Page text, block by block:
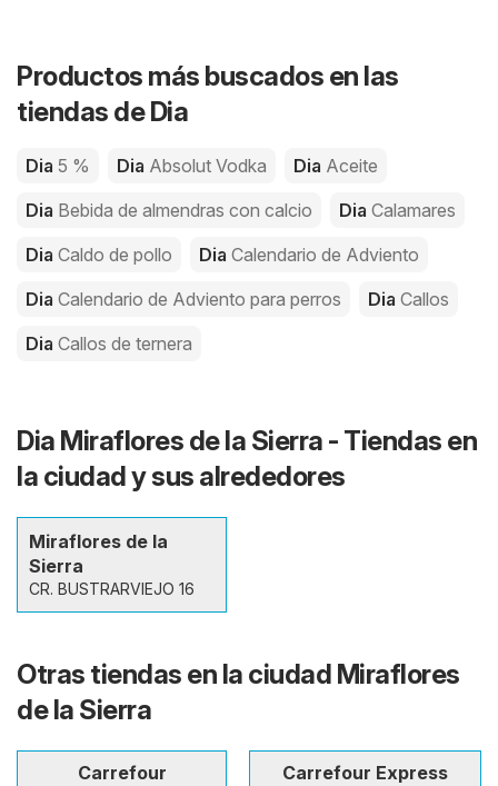
Productos más buscados en las
tiendas de Dia
Dia 5 % Dia Absolut Vodka Dia Aceite
Dia Bebida de almendras con calcio Dia Calamares
Dia Caldo de pollo Dia Calendario de Adviento
Dia Calendario de Adviento para perros Dia Callos
Dia Callos de ternera
Dia Miraflores de la Sierra - Tiendas en
la ciudad y sus alrededores
Miraflores de la
Sierra
CR. BUSTRARVIEJO 16
Otras tiendas en la ciudad Miraflores
de la Sierra
Carrefour
Carrefour Express